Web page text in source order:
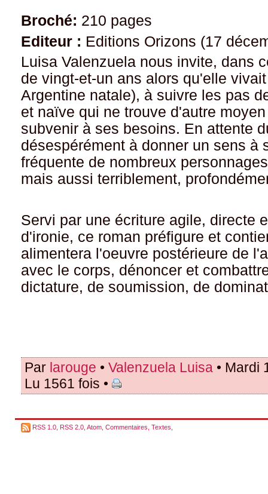
Broché: 210 pages
Editeur : Editions Orizons (17
Luisa Valenzuela nous invite, dans
de vingt-et-un ans alors qu'elle
Argentine natale), à suivre les pas
et naïve qui ne trouve d'autre
subvenir à ses besoins. En attente
désespérément à donner un sens à
fréquente de nombreux
mais aussi terriblement,
Servi par une écriture agile, directe
d'ironie, ce roman préfigure et
alimentera l'oeuvre postérieure de
avec le corps, dénoncer et
dictature, de soumission, de
Par larouge • Valenzuela Luisa • Mardi
Lu 1561 fois •
RSS 1.0 RSS 2.0 Atom Commentaires Textes